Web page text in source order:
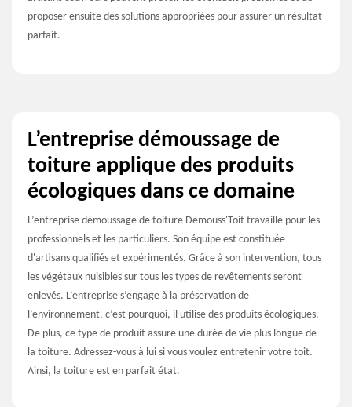
proposer ensuite des solutions appropriées pour assurer un résultat
parfait.
L’entreprise démoussage de
toiture applique des produits
écologiques dans ce domaine
L’entreprise démoussage de toiture Demouss'Toit travaille pour les
professionnels et les particuliers. Son équipe est constituée
d'artisans qualifiés et expérimentés. Grâce à son intervention, tous
les végétaux nuisibles sur tous les types de revêtements seront
enlevés. L’entreprise s’engage à la préservation de
l’environnement, c’est pourquoi, il utilise des produits écologiques.
De plus, ce type de produit assure une durée de vie plus longue de
la toiture. Adressez-vous à lui si vous voulez entretenir votre toit.
Ainsi, la toiture est en parfait état.